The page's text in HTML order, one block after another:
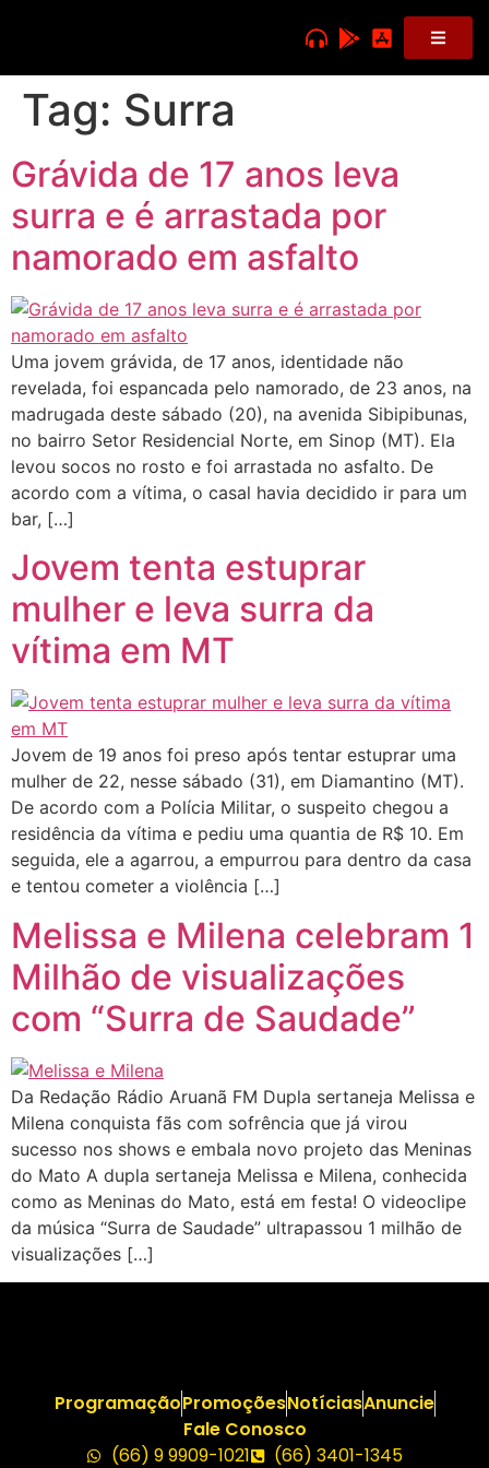
Tag: Surra
Grávida de 17 anos leva
surra e é arrastada por
namorado em asfalto
Uma jovem grávida, de 17 anos, identidade não
revelada, foi espancada pelo namorado, de 23 anos, na
madrugada deste sábado (20), na avenida Sibipibunas,
no bairro Setor Residencial Norte, em Sinop (MT). Ela
levou socos no rosto e foi arrastada no asfalto. De
acordo com a vítima, o casal havia decidido ir para um
bar, […]
Jovem tenta estuprar
mulher e leva surra da
vítima em MT
Jovem de 19 anos foi preso após tentar estuprar uma
mulher de 22, nesse sábado (31), em Diamantino (MT).
De acordo com a Polícia Militar, o suspeito chegou a
residência da vítima e pediu uma quantia de R$ 10. Em
seguida, ele a agarrou, a empurrou para dentro da casa
e tentou cometer a violência […]
Melissa e Milena celebram 1
Milhão de visualizações
com “Surra de Saudade”
Da Redação Rádio Aruanã FM Dupla sertaneja Melissa e
Milena conquista fãs com sofrência que já virou
sucesso nos shows e embala novo projeto das Meninas
do Mato A dupla sertaneja Melissa e Milena, conhecida
como as Meninas do Mato, está em festa! O videoclipe
da música “Surra de Saudade” ultrapassou 1 milhão de
visualizações […]
ProgramaçãoPromoçõesNotíciasAnuncie
Fale Conosco
(66) 9 9909-1021
(66) 3401-1345